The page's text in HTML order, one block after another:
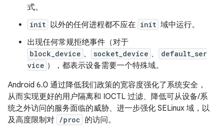
式。
init 以外的任何进程都不应在 init 域中运行。
出现任何常规拒绝事件（对于
block_device 、 socket_device 、
default_ser
vice ），都表示设备需要一个特殊域。
Android 6.0 通过降低我们政策的宽容度强化了系统安全，
从而实现更好的用户隔离和 IOCTL 过滤、降低可从设备/系
统之外访问的服务面临的威胁、进一步强化 SELinux 域，以
及高度限制对 /proc 的访问。